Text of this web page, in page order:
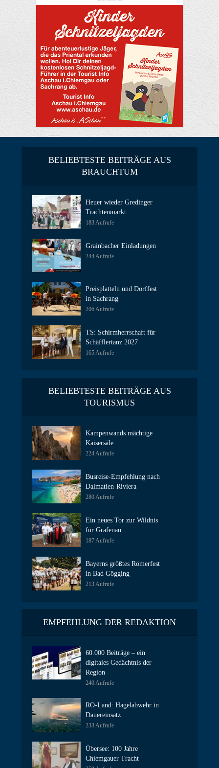
BELIEBTESTE BEITRÄGE AUS
BRAUCHTUM
Heuer wieder Gredinger
Trachtenmarkt
183 Aufrufe
Grainbacher Einladungen
244 Aufrufe
Preisplatteln und Dorffest
in Sachrang
206 Aufrufe
TS: Schirmherrschaft für
Schäfflertanz 2027
165 Aufrufe
BELIEBTESTE BEITRÄGE AUS
TOURISMUS
Kampenwands mächtige
Kaisersäle
224 Aufrufe
Busreise-Empfehlung nach
Dalmatien-Riviera
280 Aufrufe
Ein neues Tor zur Wildnis
für Grafenau
187 Aufrufe
Bayerns größtes Römerfest
in Bad Gögging
213 Aufrufe
EMPFEHLUNG DER REDAKTION
60.000 Beiträge – ein
digitales Gedächtnis der
Region
240 Aufrufe
RO-Land: Hagelabwehr in
Dauereinsatz
233 Aufrufe
Übersee: 100 Jahre
Chiemgauer Tracht